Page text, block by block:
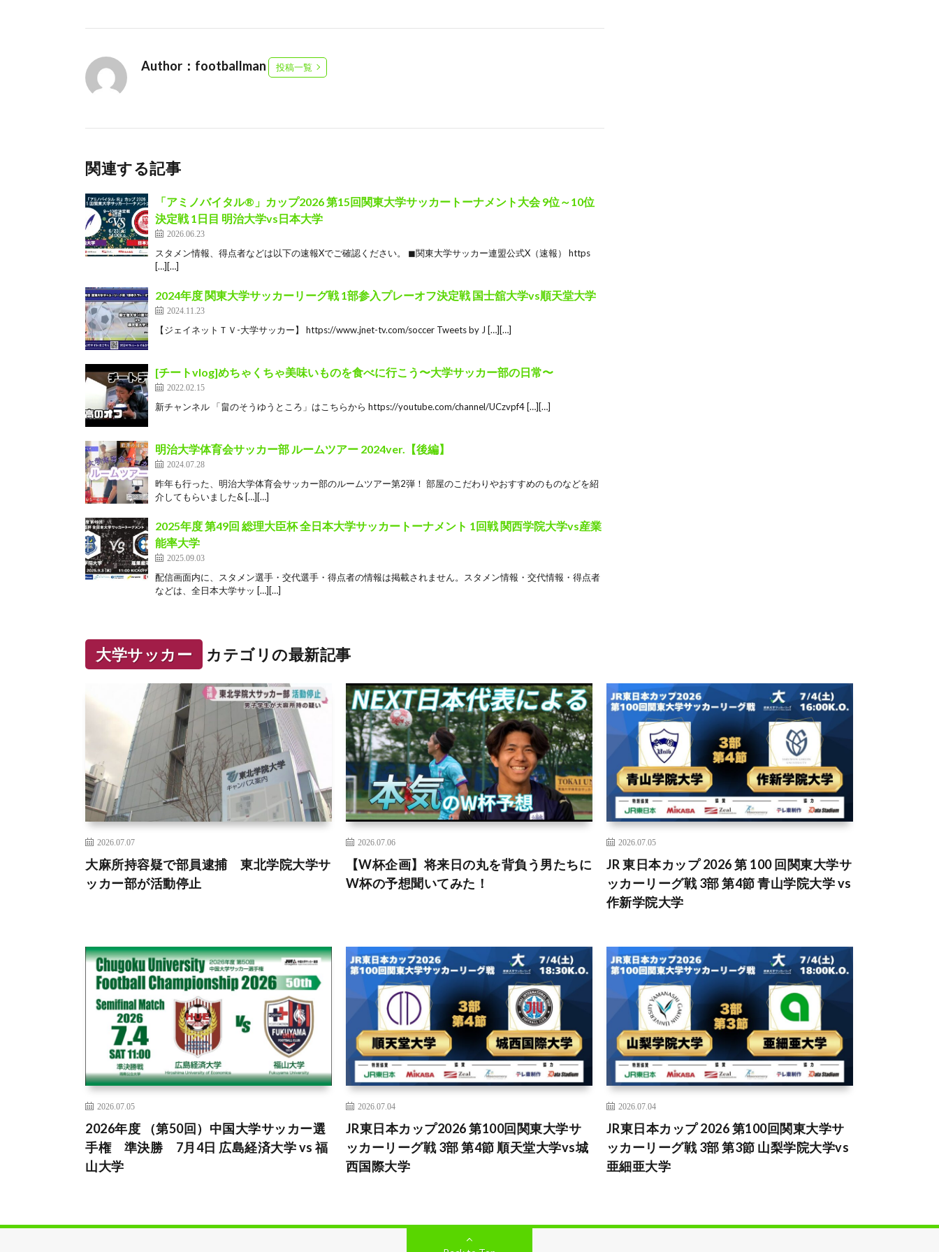
Author：footballman 投稿一覧
関連する記事
「アミノバイタル®」カップ2026 第15回関東大学サッカートーナメント大会 9位～10位
決定戦 1日目 明治大学vs日本大学
2026.06.23
スタメン情報、得点者などは以下の速報Xでご確認ください。 ◼関東大学サッカー連盟公式X（速報） https
[…][…]
2024年度 関東大学サッカーリーグ戦 1部参入プレーオフ決定戦 国士舘大学vs順天堂大学
2024.11.23
【ジェイネットＴＶ-大学サッカー】 https://www.jnet-tv.com/soccer Tweets by J […][…]
[チートvlog]めちゃくちゃ美味いものを食べに行こう〜大学サッカー部の日常〜
2022.02.15
新チャンネル 「畠のそうゆうところ」はこちらから https://youtube.com/channel/UCzvpf4 […][…]
明治大学体育会サッカー部 ルームツアー 2024ver.【後編】
2024.07.28
昨年も行った、明治大学体育会サッカー部のルームツアー第2弾！ 部屋のこだわりやおすすめのものなどを紹
介してもらいました& […][…]
2025年度 第49回 総理大臣杯 全日本大学サッカートーナメント 1回戦 関西学院大学vs産業
能率大学
2025.09.03
配信画面内に、スタメン選手・交代選手・得点者の情報は掲載されません。スタメン情報・交代情報・得点者
などは、全日本大学サッ […][…]
大学サッカー カテゴリの最新記事
2026.07.07
大麻所持容疑で部員逮捕 東北学院大学サ
ッカー部が活動停止
2026.07.06
【W杯企画】将来日の丸を背負う男たちに
W杯の予想聞いてみた！
2026.07.05
JR 東日本カップ 2026 第 100 回関東大学サ
ッカーリーグ戦 3部 第4節 青山学院大学 vs
作新学院大学
2026.07.05
2026年度 （第50回）中国大学サッカー選
手権 準決勝 7月4日 広島経済大学 vs 福
山大学
2026.07.04
JR東日本カップ2026 第100回関東大学サ
ッカーリーグ戦 3部 第4節 順天堂大学vs城
西国際大学
2026.07.04
JR東日本カップ 2026 第100回関東大学サ
ッカーリーグ戦 3部 第3節 山梨学院大学vs
亜細亜大学